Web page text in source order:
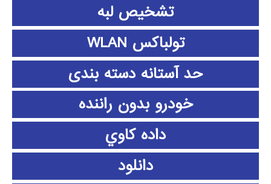
تشخیص لبه
تولباکس WLAN
حد آستانه دسته بندی
خودرو بدون راننده
داده كاوي
دانلود